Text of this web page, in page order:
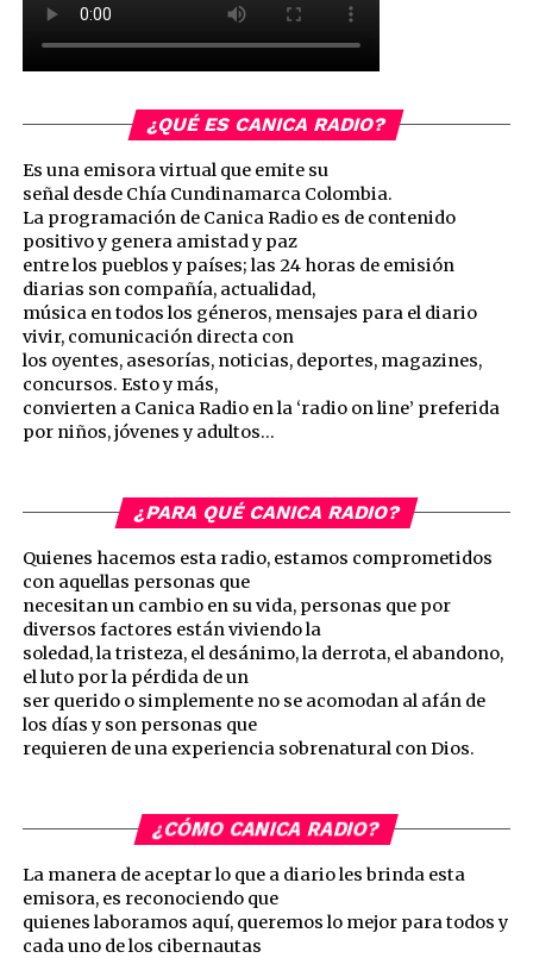
¿QUÉ ES CANICA RADIO?
Es una emisora virtual que emite su
señal desde Chía Cundinamarca Colombia.
La programación de Canica Radio es de contenido
positivo y genera amistad y paz
entre los pueblos y países; las 24 horas de emisión
diarias son compañía, actualidad,
música en todos los géneros, mensajes para el diario
vivir, comunicación directa con
los oyentes, asesorías, noticias, deportes, magazines,
concursos. Esto y más,
convierten a Canica Radio en la ‘radio on line’ preferida
por niños, jóvenes y adultos…
¿PARA QUÉ CANICA RADIO?
Quienes hacemos esta radio, estamos comprometidos
con aquellas personas que
necesitan un cambio en su vida, personas que por
diversos factores están viviendo la
soledad, la tristeza, el desánimo, la derrota, el abandono,
el luto por la pérdida de un
ser querido o simplemente no se acomodan al afán de
los días y son personas que
requieren de una experiencia sobrenatural con Dios.
¿CÓMO CANICA RADIO?
La manera de aceptar lo que a diario les brinda esta
emisora, es reconociendo que
quienes laboramos aquí, queremos lo mejor para todos y
cada uno de los cibernautas